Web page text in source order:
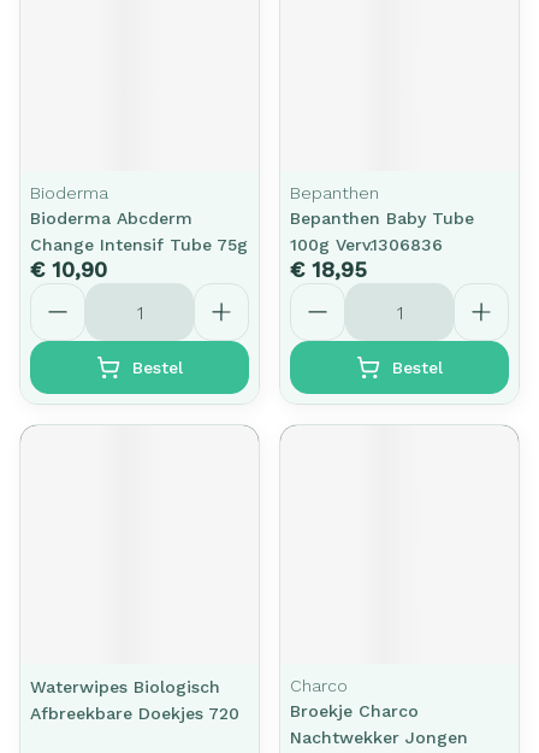
Bioderma
Bioderma Abcderm
Change Intensif Tube 75g
€ 10,90
Aantal
Bestel
Bepanthen
Bepanthen Baby Tube
100g Verv.1306836
€ 18,95
Aantal
Bestel
Waterwipes Biologisch
Afbreekbare Doekjes 720
Charco
Broekje Charco
Nachtwekker Jongen